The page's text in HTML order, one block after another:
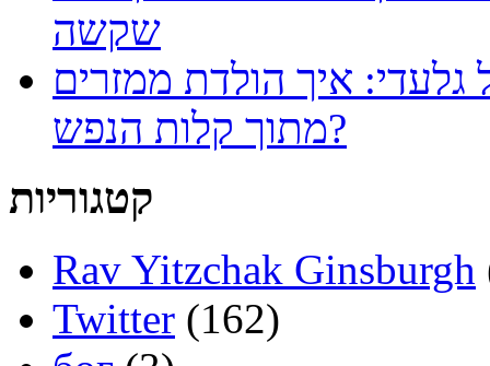
שקשה
גלעדי: איך הולדת ממזרים
מתוך קלות הנפש?
קטגוריות
Rav Yitzchak Ginsburgh
Twitter (162)